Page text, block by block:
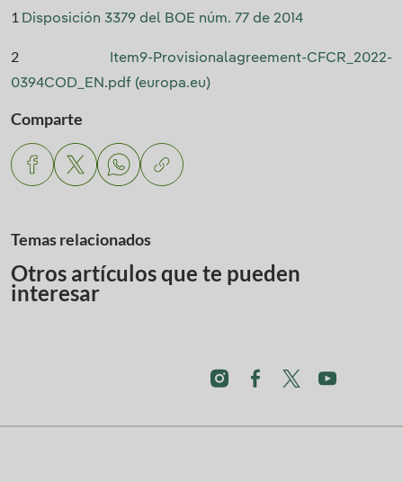
1 Disposición 3379 del BOE núm. 77 de 2014
2
Item9-Provisionalagreement-CFCR_2022-
0394COD_EN.pdf (europa.eu)
Comparte
Temas relacionados
Otros artículos que te pueden
interesar